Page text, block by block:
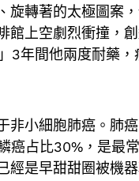
旋轉著的太極圖案
館上空劇烈衝撞，
3年間他兩度耐藥，
非小細胞肺癌。肺
癌占比30%，是最
經是早甜甜圈被機